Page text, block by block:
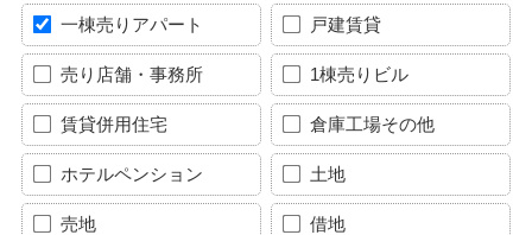
一棟売りアパート 戸建賃貸
売り店舗・事務所 1棟売りビル
賃貸併用住宅 倉庫工場その他
ホテルペンション 土地
売地 借地